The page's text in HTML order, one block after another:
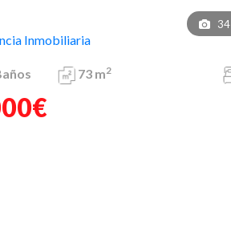
73 m2
34